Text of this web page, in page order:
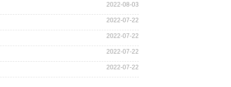
2022-08-03
2022-07-22
2022-07-22
2022-07-22
2022-07-22